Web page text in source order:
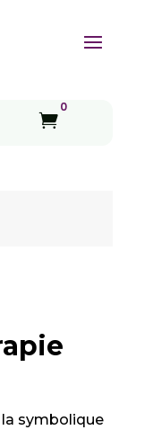

0
symbolique